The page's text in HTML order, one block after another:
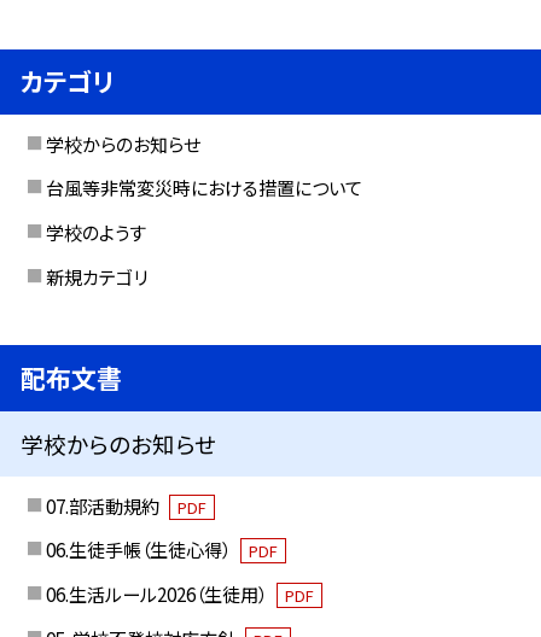
カテゴリ
学校からのお知らせ
台風等非常変災時における措置について
学校のようす
新規カテゴリ
配布文書
学校からのお知らせ
07.部活動規約 PDF
06.生徒手帳（生徒心得） PDF
06.生活ルール2026（生徒用） PDF